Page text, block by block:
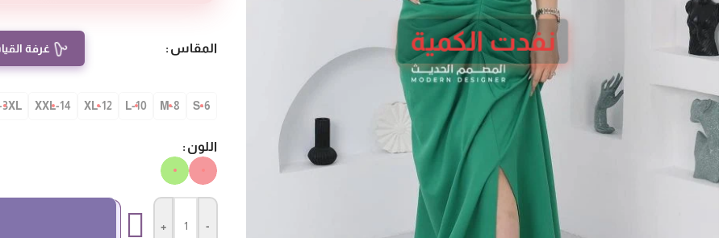
نفدت الكمية المقاس غرفة
S-6
8-M
10-L
12-XL
14-XXL
3XL
اللون
-
+